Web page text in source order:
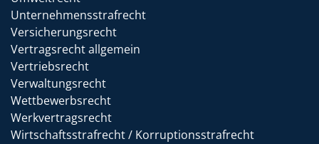
Unternehmensstrafrecht
Versicherungsrecht
Vertragsrecht allgemein
Vertriebsrecht
Verwaltungsrecht
Wettbewerbsrecht
Werkvertragsrecht
Wirtschaftsstrafrecht / Korruptionsstrafrecht